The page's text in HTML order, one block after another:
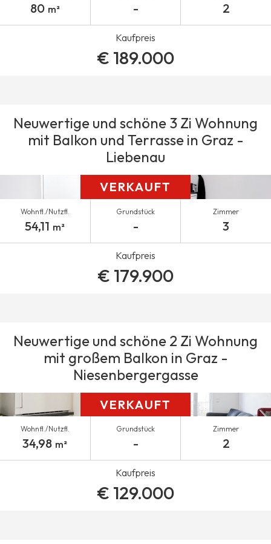
80 m² - 2
Kaufpreis
€ 189.000
Neuwertige und schöne 3 Zi Wohnung
mit Balkon und Terrasse in Graz -
Liebenau
VERKAUFT
Wohnfl./Nutzfl.
54,11 m²
Grundstück
-
Zimmer
3
Kaufpreis
€ 179.900
Neuwertige und schöne 2 Zi Wohnung
mit großem Balkon in Graz -
Niesenbergergasse
VERKAUFT
Wohnfl./Nutzfl.
34,98 m²
Grundstück
-
Zimmer
2
Kaufpreis
€ 129.000